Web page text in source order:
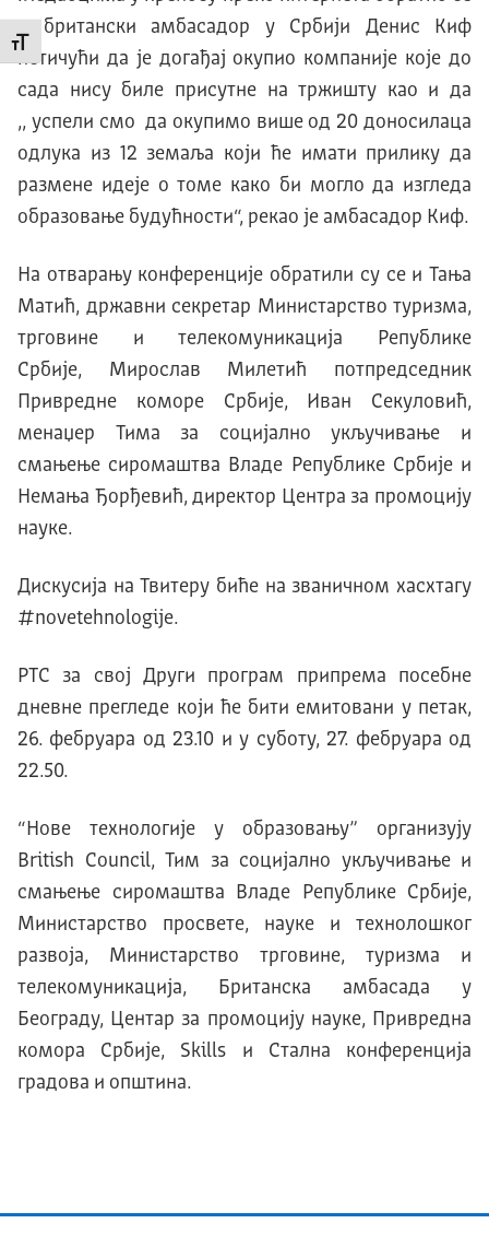
Промени величину слова
и британски амбасадор у Србији Денис Киф
истичући да је догађај окупио компаније које до
сада нису биле присутне на тржишту као и да
,, успели смо да окупимо више од 20 доносилаца
одлука из 12 земаља који ће имати прилику да
размене идеје о томе како би могло да изгледа
образовање будућности“, рекао је амбасадор Киф.
На отварању конференције обратили су се и Тања
Матић, државни секретар Министарство туризма,
трговине и телекомуникација Републике
Србије, Мирослав Милетић потпредседник
Привредне коморе Србије, Иван Секуловић,
менаџер Тима за социјално укључивање и
смањење сиромаштва Владе Републике Србије и
Немања Ђорђевић, директор Центра за промоцију
науке.
Дискусија на Твитеру биће на званичном хасхтагу
#novetehnologije.
РТС за свој Други програм припрема посебне
дневне прегледе који ће бити емитовани у петак,
26. фебруара од 23.10 и у суботу, 27. фебруара од
22.50.
“Нове технологије у образовању” организују
British Council, Тим за социјално укључивање и
смањење сиромаштва Владе Републике Србије,
Министарство просвете, науке и технолошког
развоја, Министарство трговине, туризма и
телекомуникација, Британска амбасада у
Београду, Центар за промоцију науке, Привредна
комора Србије, Skills и Стална конференција
градова и општина.